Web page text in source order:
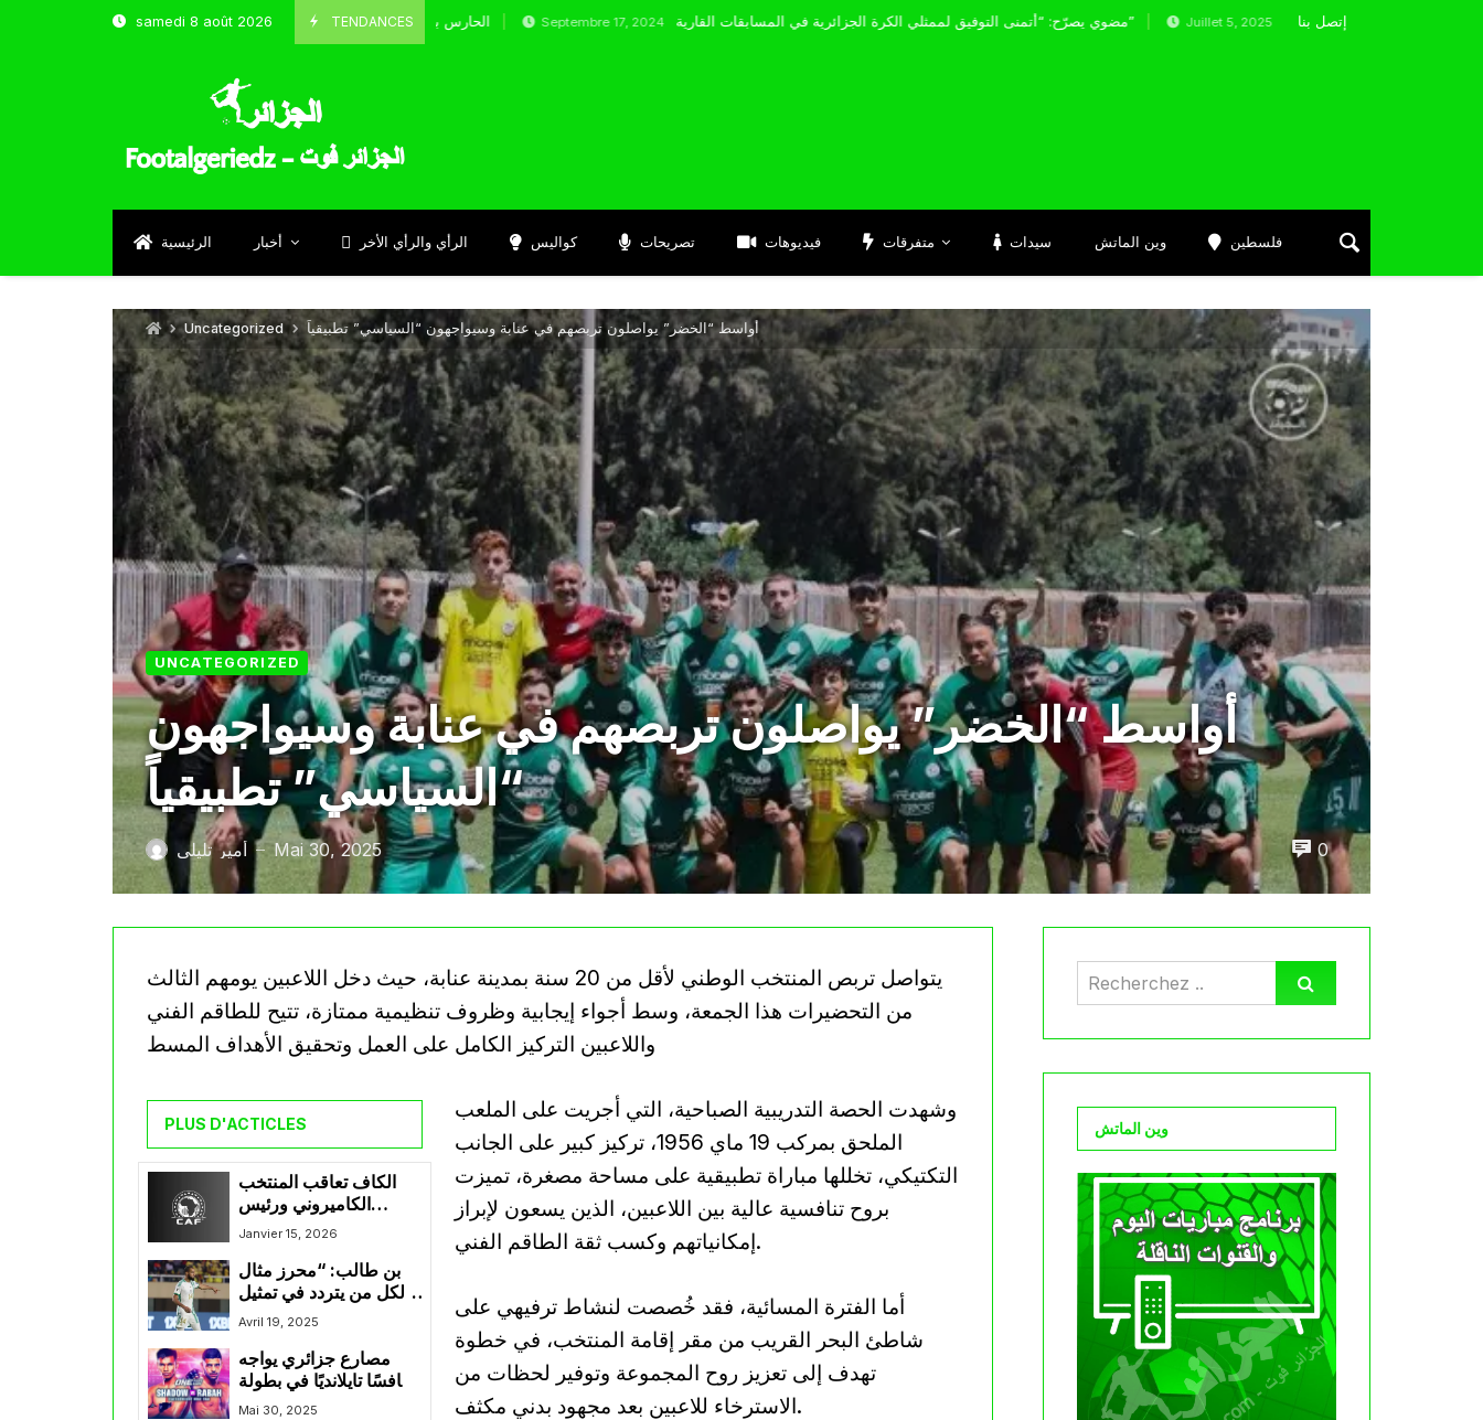
samedi 8 août 2026 TENDANCES
الحارس بوحلفاية يتحدث عن طموحاته مع المنتخب و شباب قسنطينة Septembre 17, 2024 مضوي يصرّح: “أتمنى التوفيق لممثلي الكرة الجزائرية في المسابقات القارية” Juillet 5, 2025 إتصل بنا
الرئيسية أخبار الرأي والرأي الأخر كواليس تصريحات فيديوهات متفرقات سيدات وين الماتش فلسطين
Uncategorized أواسط “الخضر” يواصلون تربصهم في عنابة وسيواجهون “السياسي” تطبيقياً
UNCATEGORIZED
أواسط “الخضر” يواصلون تربصهم في عنابة وسيواجهون
“السياسي” تطبيقياً
أمير تليلي — Mai 30, 2025 0
يتواصل تربص المنتخب الوطني لأقل من 20 سنة بمدينة عنابة، حيث دخل اللاعبين يومهم الثالث
من التحضيرات هذا الجمعة، وسط أجواء إيجابية وظروف تنظيمية ممتازة، تتيح للطاقم الفني
واللاعبين التركيز الكامل على العمل وتحقيق الأهداف المسط
PLUS D'ACTICLES
الكاف تعاقب المنتخب
الكاميروني ورئيس
اتحاديتها صموييل إيتو
Janvier 15, 2026
بن طالب: “محرز مثال
لكل من يتردد في تمثيل
الجزائر”
Avril 19, 2025
مصارع جزائري يواجه
منافسًا تايلانديًا في بطولة
“ون”
Mai 30, 2025
وشهدت الحصة التدريبية الصباحية، التي أجريت على الملعب
الملحق بمركب 19 ماي 1956، تركيز كبير على الجانب
التكتيكي، تخللها مباراة تطبيقية على مساحة مصغرة، تميزت
بروح تنافسية عالية بين اللاعبين، الذين يسعون لإبراز
إمكانياتهم وكسب ثقة الطاقم الفني.
أما الفترة المسائية، فقد خُصصت لنشاط ترفيهي على
شاطئ البحر القريب من مقر إقامة المنتخب، في خطوة
تهدف إلى تعزيز روح المجموعة وتوفير لحظات من
الاسترخاء للاعبين بعد مجهود بدني مكثف.
وين الماتش